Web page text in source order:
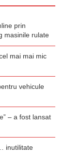
prin
masinile rulate
mai mai mic
vehicule
– a fost lansat
inutilitate